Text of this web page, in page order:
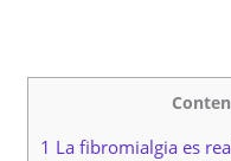
1 La fibromialgia es